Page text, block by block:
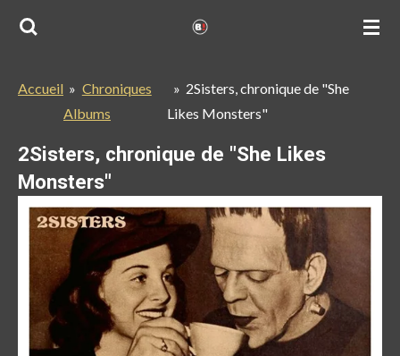
Passer
principal
Accueil » Chroniques
Albums
» 2Sisters, chronique de "She
Likes Monsters"
2Sisters, chronique de "She Likes
Monsters"